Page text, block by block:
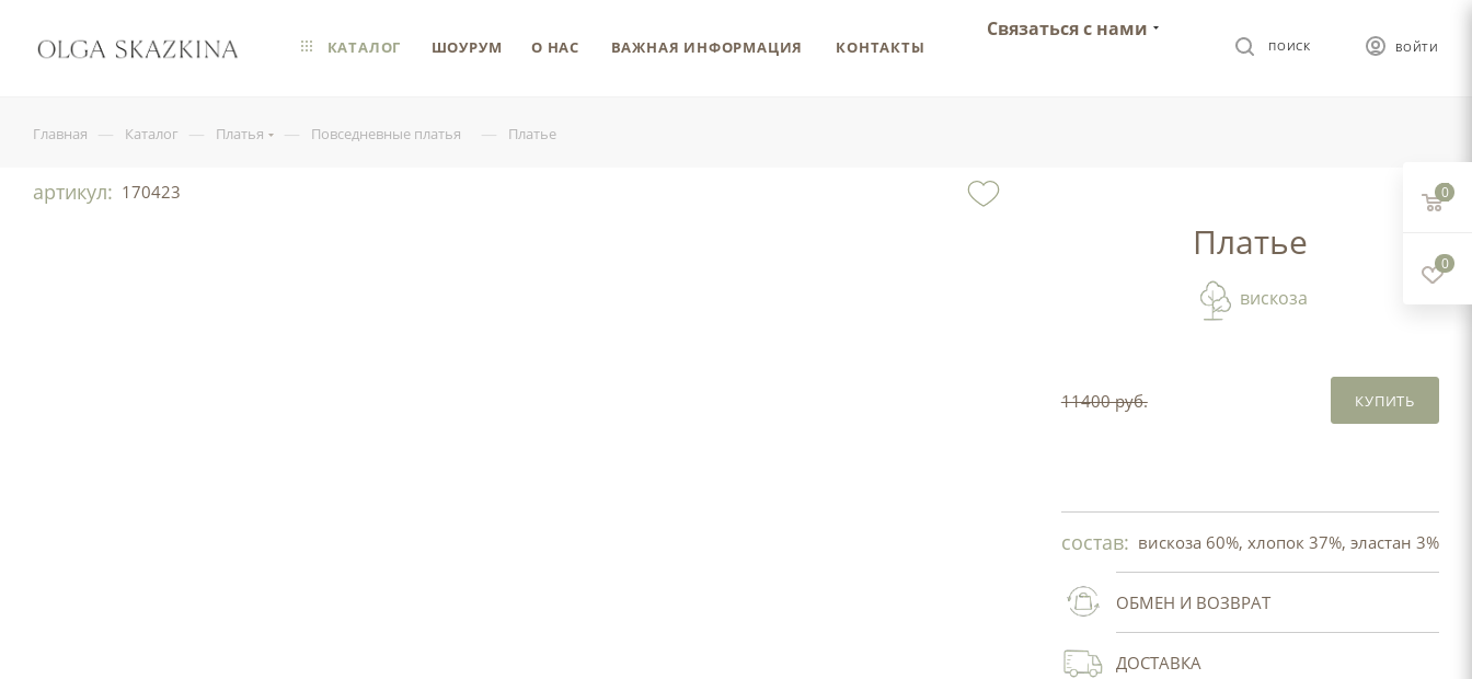
ВОЙТИ
ПОИСК
Связаться с нами
КАТАЛОГ ШОУРУМ О НАС ВАЖНАЯ ИНФОРМАЦИЯ КОНТАКТЫ
Главная — Каталог — Платья — Повседневные платья — Платье
артикул: 170423
Платье
вискоза
11400 руб. КУПИТЬ
состав: вискоза 60%, хлопок 37%, эластан 3%
ОБМЕН И ВОЗВРАТ
ДОСТАВКА
0
0